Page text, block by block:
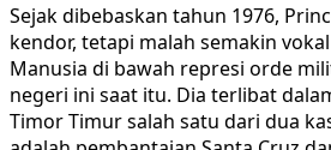
Sejak dibebaskan tahun 1976,
kendor, tetapi malah semakin
Manusia di bawah represi orde
negeri ini saat itu. Dia terlibat
Timor Timur salah satu dari dua